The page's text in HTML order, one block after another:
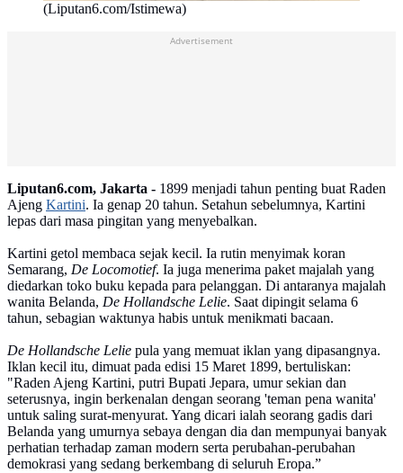
(Liputan6.com/Istimewa)
Advertisement
Liputan6.com, Jakarta - 1899 menjadi tahun penting buat Raden
Ajeng Kartini. Ia genap 20 tahun. Setahun sebelumnya, Kartini
lepas dari masa pingitan yang menyebalkan.
Kartini getol membaca sejak kecil. Ia rutin menyimak koran
Semarang, De Locomotief. Ia juga menerima paket majalah yang
diedarkan toko buku kepada para pelanggan. Di antaranya majalah
wanita Belanda, De Hollandsche Lelie. Saat dipingit selama 6
tahun, sebagian waktunya habis untuk menikmati bacaan.
De Hollandsche Lelie pula yang memuat iklan yang dipasangnya.
Iklan kecil itu, dimuat pada edisi 15 Maret 1899, bertuliskan:
"Raden Ajeng Kartini, putri Bupati Jepara, umur sekian dan
seterusnya, ingin berkenalan dengan seorang 'teman pena wanita'
untuk saling surat-menyurat. Yang dicari ialah seorang gadis dari
Belanda yang umurnya sebaya dengan dia dan mempunyai banyak
perhatian terhadap zaman modern serta perubahan-perubahan
demokrasi yang sedang berkembang di seluruh Eropa.”